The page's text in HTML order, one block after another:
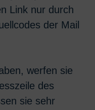
Link nur durch
der Mail
werfen sie
des
sie sehr